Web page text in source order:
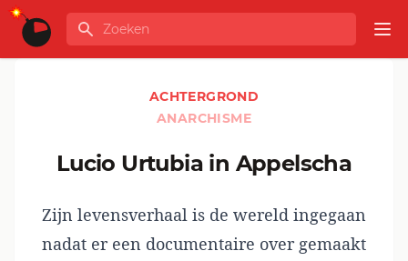
Ga naar de inhoud
GLOBALINFO
Zoeken
ACHTERGROND
ANARCHISME
Lucio Urtubia in Appelscha
Zijn levensverhaal is de wereld ingegaan
nadat er een documentaire over gemaakt